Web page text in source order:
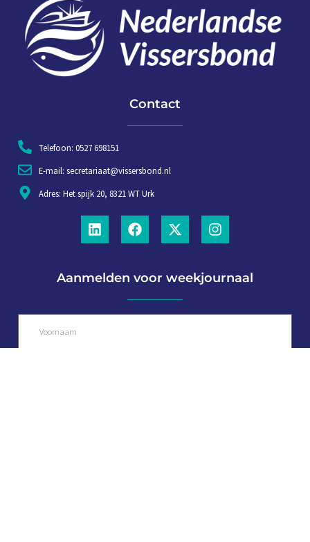
Contact
Telefoon: 0527 698151
E-mail: secretariaat@vissersbond.nl
Adres: Het spijk 20, 8321 WT Urk
Aanmelden voor weekjournaal